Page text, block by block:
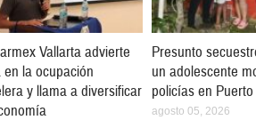
Vallarta advierte
en la ocupación
y llama a diversificar
Presunto
un adolescente
policías en
agosto 05, 2026